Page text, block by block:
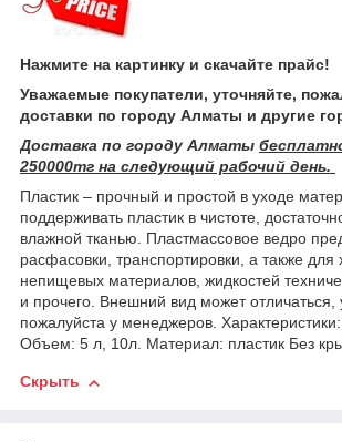
Нажмите на картинку и скачайте прайс!
Уважаемые покупатели, уточняйте,
доставки по городу Алматы и другие
Доставка по городу Алматы
250000тг на следующий рабочий день.
Пластик – прочный и простой в уходе
поддерживать пластик в чистоте,
влажной тканью. Пластмассовое ведро
расфасовки, транспортировки, а также для
непищевых материалов, жидкостей
и прочего. Внешний вид может отличаться,
пожалуйста у менеджеров.
Объем: 5 л, 10л. Материал: пластик Без
Скрыть